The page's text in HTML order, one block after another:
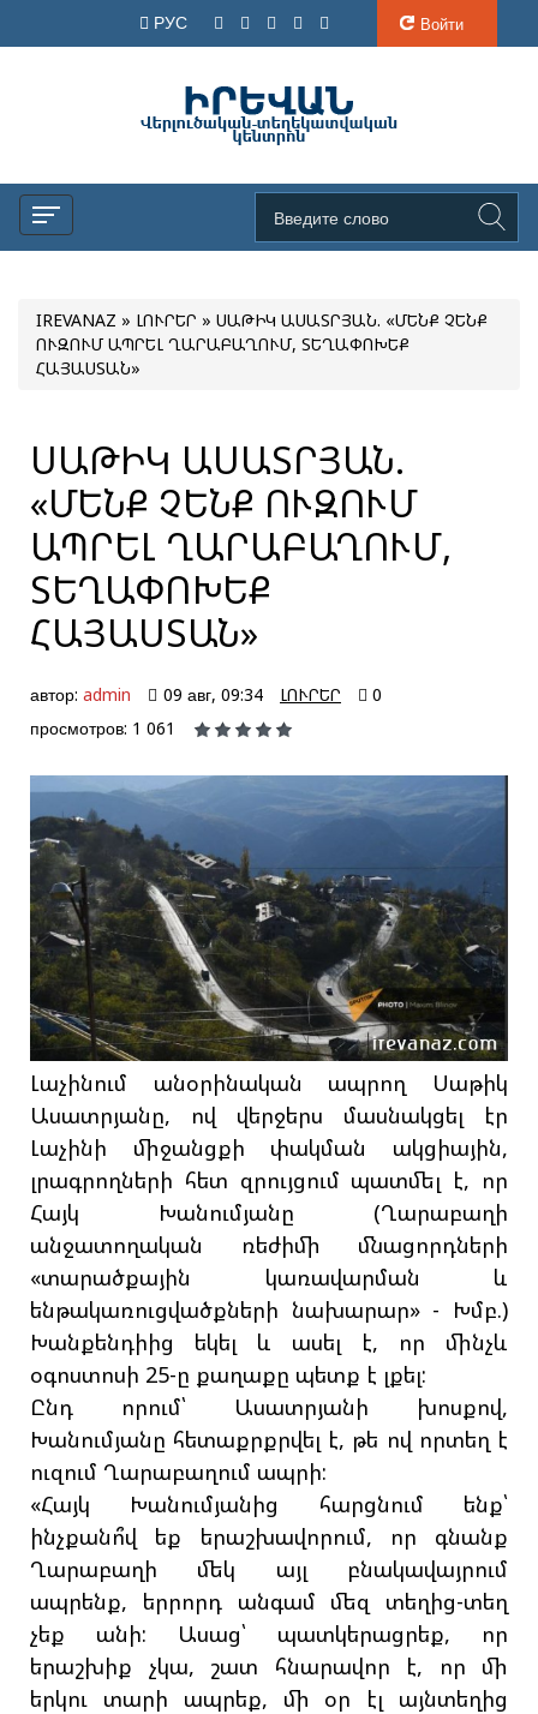
РУС Войти
IREVANAZ » ԼՈՒՐԵՐ » ՍԱԹԻԿ ԱՍԱՏՐՅԱՆ. «ՄԵՆՔ ՉԵՆՔ
ՈՒԶՈՒՄ ԱՊՐԵԼ ՂԱՐԱԲԱՂՈՒՄ, ՏԵՂԱՓՈԽԵՔ
ՀԱՅԱՍՏԱՆ»
ՍԱԹԻԿ ԱՍԱՏՐՅԱՆ.
«ՄԵՆՔ ՉԵՆՔ ՈՒԶՈՒՄ
ԱՊՐԵԼ ՂԱՐԱԲԱՂՈՒՄ,
ՏԵՂԱՓՈԽԵՔ
ՀԱՅԱՍՏԱՆ»
автор: admin 09 авг, 09:34 ԼՈՒՐԵՐ
0
просмотров: 1 061
Լաչինում անօրինական ապրող Սաթիկ
Ասատրյանը, ով վերջերս մասնակցել էր
Լաչինի միջանցքի փակման ակցիային,
լրագրողների հետ զրույցում պատմել է, որ
Հայկ Խանումյանը (Ղարաբաղի
անջատողական ռեժիմի մնացորդների
«տարածքային կառավարման և
ենթակառուցվածքների նախարար» - Խմբ.)
Խանքենդիից եկել և ասել է, որ մինչև
օգոստոսի 25-ը քաղաքը պետք է լքել:
Ընդ որում՝ Ասատրյանի խոսքով,
Խանումյանը հետաքրքրվել է, թե ով որտեղ է
ուզում Ղարաբաղում ապրի:
«Հայկ Խանումյանից հարցնում ենք՝
ինչքանո՞վ եք երաշխավորում, որ գնանք
Ղարաբաղի մեկ այլ բնակավայրում
ապրենք, երրորդ անգամ մեզ տեղից-տեղ
չեք անի: Ասաց՝ պատկերացրեք, որ
երաշխիք չկա, շատ հնարավոր է, որ մի
երկու տարի ապրեք, մի օր էլ այնտեղից